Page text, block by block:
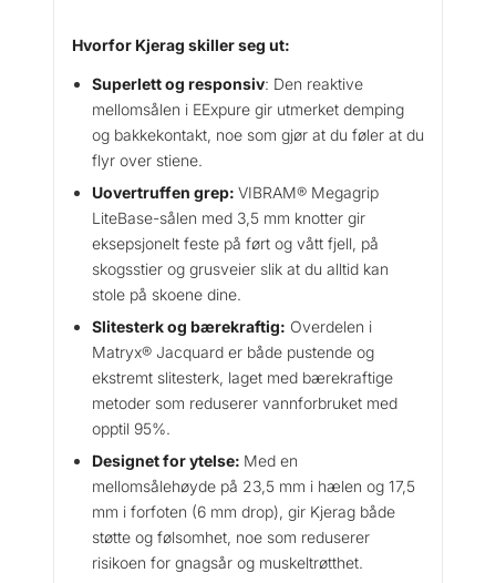
Hvorfor Kjerag skiller seg ut:
Superlett og responsiv: Den reaktive
mellomsålen i EExpure gir utmerket demping
og bakkekontakt, noe som gjør at du føler at du
flyr over stiene.
Uovertruffen grep: VIBRAM® Megagrip
LiteBase-sålen med 3,5 mm knotter gir
eksepsjonelt feste på ført og vått fjell, på
skogsstier og grusveier slik at du alltid kan
stole på skoene dine.
Slitesterk og bærekraftig: Overdelen i
Matryx® Jacquard er både pustende og
ekstremt slitesterk, laget med bærekraftige
metoder som reduserer vannforbruket med
opptil 95%.
Designet for ytelse: Med en
mellomsålehøyde på 23,5 mm i hælen og 17,5
mm i forfoten (6 mm drop), gir Kjerag både
støtte og følsomhet, noe som reduserer
risikoen for gnagsår og muskeltrøtthet.